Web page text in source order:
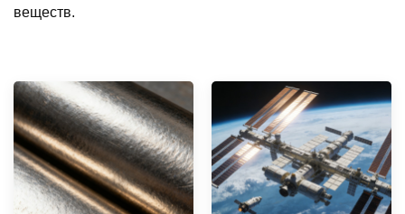
веществ.